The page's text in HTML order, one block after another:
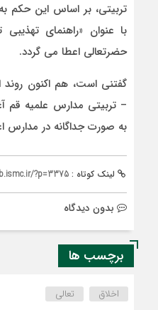
تربیتی، بر اساس این
با عنوان «راهنمای
حضرتعالی اعطا می گردد.
گفتنی است، هم اکنون روند
– تربیتی مدارس علمیه قم
به صورت جداگانه در مدارس
لینک کوتاه : ?p=3375
بدون دیدگاه
برچسب ها
اخلاق تعالی